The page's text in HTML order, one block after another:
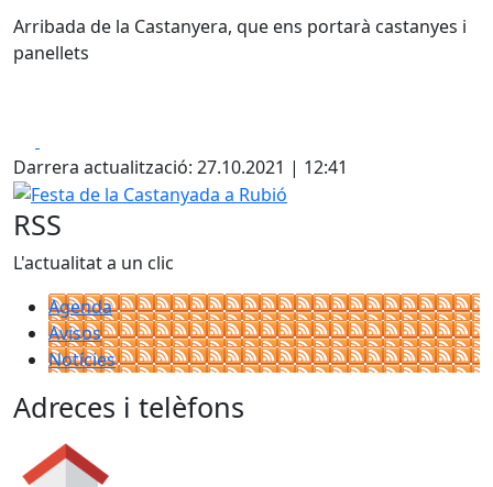
Arribada de la Castanyera, que ens portarà castanyes i
panellets
Darrera actualització: 27.10.2021 | 12:41
Festa de la Castanyada a Rubió
RSS
L'actualitat a un clic
Agenda
Avisos
Notícies
Adreces i telèfons